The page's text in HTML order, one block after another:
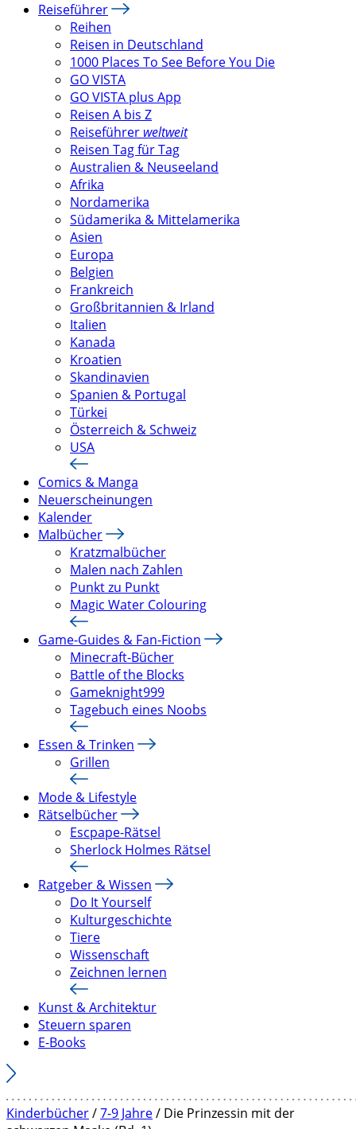
Reiseführer
Reihen
Reisen in Deutschland
1000 Places To See Before You Die
GO VISTA
GO VISTA plus App
Reisen A bis Z
Reiseführer weltweit
Reisen Tag für Tag
Australien & Neuseeland
Afrika
Nordamerika
Südamerika & Mittelamerika
Asien
Europa
Belgien
Frankreich
Großbritannien & Irland
Italien
Kanada
Kroatien
Skandinavien
Spanien & Portugal
Türkei
Österreich & Schweiz
USA
Comics & Manga
Neuerscheinungen
Kalender
Malbücher
Kratzmalbücher
Malen nach Zahlen
Punkt zu Punkt
Magic Water Colouring
Game-Guides & Fan-Fiction
Minecraft-Bücher
Battle of the Blocks
Gameknight999
Tagebuch eines Noobs
Essen & Trinken
Grillen
Mode & Lifestyle
Rätselbücher
Escpape-Rätsel
Sherlock Holmes Rätsel
Ratgeber & Wissen
Do It Yourself
Kulturgeschichte
Tiere
Wissenschaft
Zeichnen lernen
Kunst & Architektur
Steuern sparen
E-Books
Kinderbücher/7-9 Jahre/ Die Prinzessin mit der